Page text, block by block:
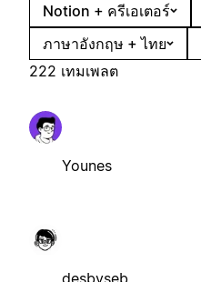
Notion + ครีเอเตอร์
ภาษาอังกฤษ + ไทย
222 เทมเพลต
Younes
desbyseb